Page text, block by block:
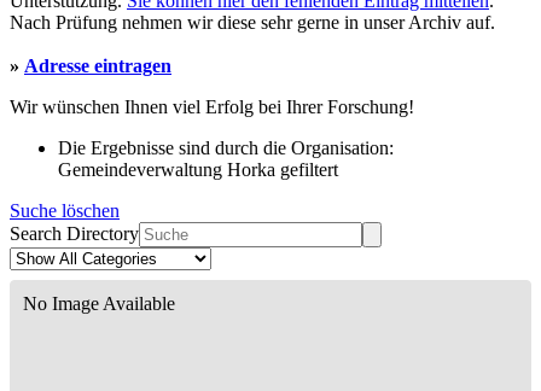
Nach Prüfung nehmen wir diese sehr gerne in unser Archiv auf.
» Adresse eintragen
Wir wünschen Ihnen viel Erfolg bei Ihrer Forschung!
Die Ergebnisse sind durch die Organisation:
Gemeindeverwaltung Horka gefiltert
Suche löschen
Search Directory
No Image Available